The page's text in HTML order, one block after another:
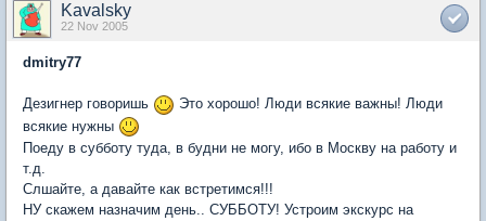
Kavalsky
22 Nov 2005
dmitry77
Дезигнер говоришь
Это хорошо! Люди всякие важны! Люди
всякие нужны
Поеду в субботу туда, в будни не могу, ибо в Москву на работу и
т.д.
Слшайте, а давайте как встретимся!!!
НУ скажем назначим день.. СУББОТУ! Устроим экскурс на